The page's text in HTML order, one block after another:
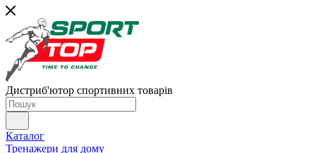
Дистриб'ютор спортивних товарів
Каталог
Тренажери для дому